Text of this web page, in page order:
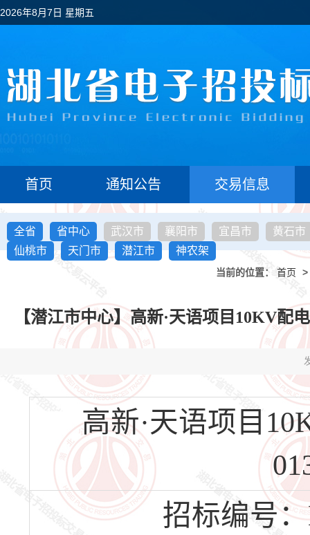
2026年8月7日 星期五
首页 通知公告 交易信息
全省 省中心 武汉市 襄阳市 宜昌市
黄石市
仙桃市
天门市 潜江市 神农架
当前的位置： 首页 >
【潜江市中心】高新·天语项目10KV配
高新·天语项目
招标编号：